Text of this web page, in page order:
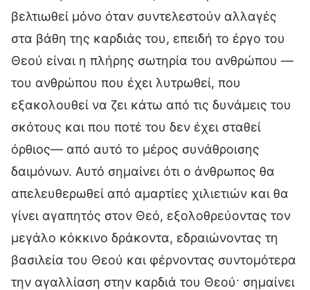
βελτιωθεί μόνο όταν συντελεστούν αλλαγές
στα βάθη της καρδιάς του, επειδή το έργο του
Θεού είναι η πλήρης σωτηρία του ανθρώπου —
του ανθρώπου που έχει λυτρωθεί, που
εξακολουθεί να ζει κάτω από τις δυνάμεις του
σκότους και που ποτέ του δεν έχει σταθεί
όρθιος— από αυτό το μέρος συνάθροισης
δαιμόνων. Αυτό σημαίνει ότι ο άνθρωπος θα
απελευθερωθεί από αμαρτίες χιλιετιών και θα
γίνει αγαπητός στον Θεό, εξολοθρεύοντας τον
μεγάλο κόκκινο δράκοντα, εδραιώνοντας τη
βασιλεία του Θεού και φέρνοντας συντομότερα
την αγαλλίαση στην καρδιά του Θεού· σημαίνει